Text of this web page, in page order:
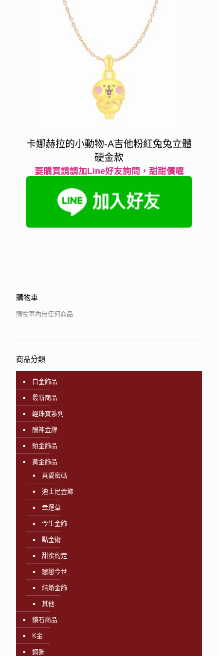
卡娜赫拉的小動物-A吉他粉紅兔兔立體
硬金款
要購買請請加Line好友詢問，甜甜價喔
購物車
購物車內無任何商品
商品分類
白金飾品
最新商品
輕珠寶系列
酬神金牌
鉑金飾品
黃金飾品
真愛密碼
迪士尼金飾
幸運草
今生金飾
點金術
甜蜜約定
戀戀今世
結婚金飾
其他
鑽石商品
K金
鋼飾